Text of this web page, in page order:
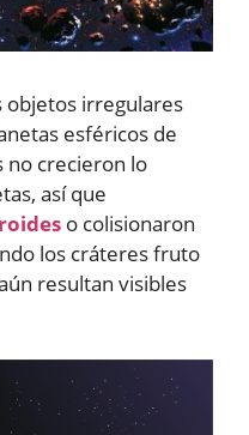
objetos irregulares
esféricos de
no crecieron lo
así que
o colisionaron
los cráteres fruto
resultan visibles